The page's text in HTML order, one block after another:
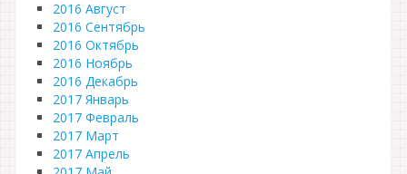
2016 Август
2016 Сентябрь
2016 Октябрь
2016 Ноябрь
2016 Декабрь
2017 Январь
2017 Февраль
2017 Март
2017 Апрель